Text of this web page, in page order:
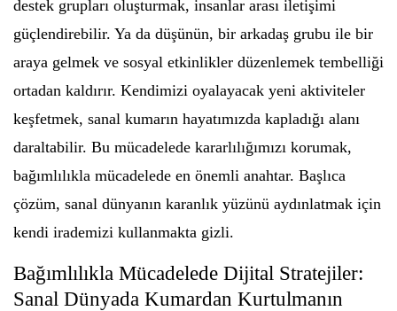
destek grupları oluşturmak, insanlar arası iletişimi
güçlendirebilir. Ya da düşünün, bir arkadaş grubu ile bir
araya gelmek ve sosyal etkinlikler düzenlemek tembelliği
ortadan kaldırır. Kendimizi oyalayacak yeni aktiviteler
keşfetmek, sanal kumarın hayatımızda kapladığı alanı
daraltabilir. Bu mücadelede kararlılığımızı korumak,
bağımlılıkla mücadelede en önemli anahtar. Başlıca
çözüm, sanal dünyanın karanlık yüzünü aydınlatmak için
kendi irademizi kullanmakta gizli.
Bağımlılıkla Mücadelede Dijital Stratejiler:
Sanal Dünyada Kumardan Kurtulmanın